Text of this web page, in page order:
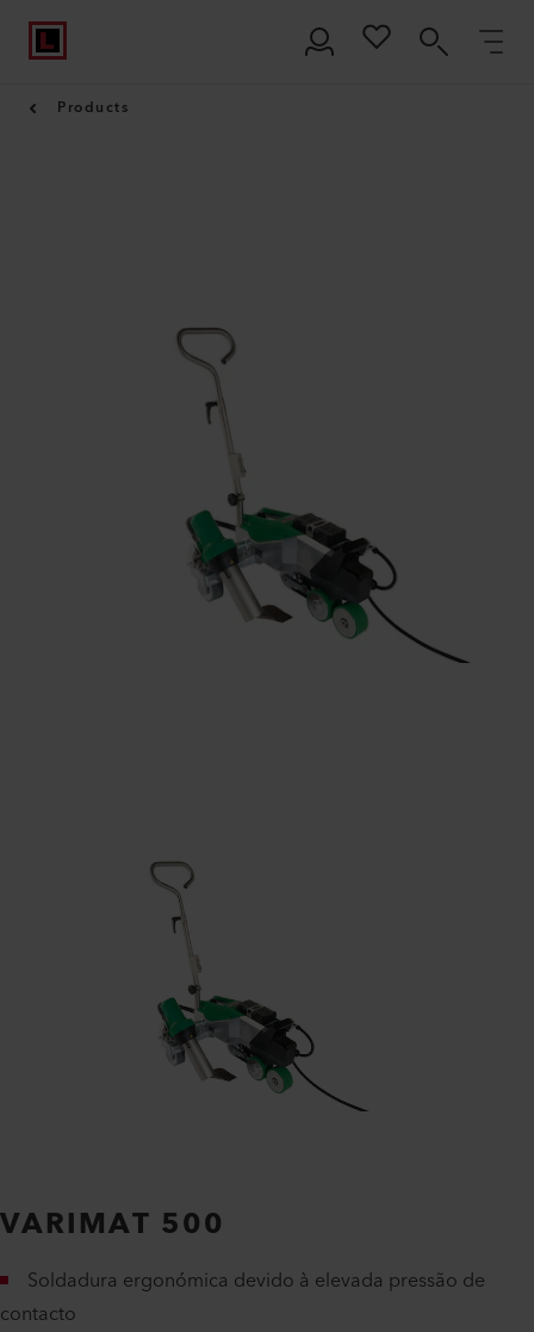
Products
VARIMAT 500
Soldadura ergonómica devido à elevada pressão de
contacto